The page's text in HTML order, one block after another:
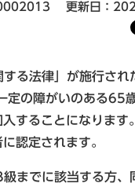
更新日：
る法律」が施行され
の障がいのある65
することになりま
認定されます。
までに該当する方